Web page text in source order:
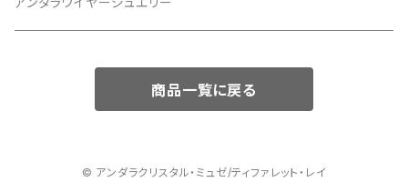
商品一覧に戻る
© アンダラクリスタル・ミュゼ/ティファレット・レイ